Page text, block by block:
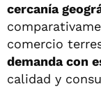
cercanía
comercio
demanda con
calidad y